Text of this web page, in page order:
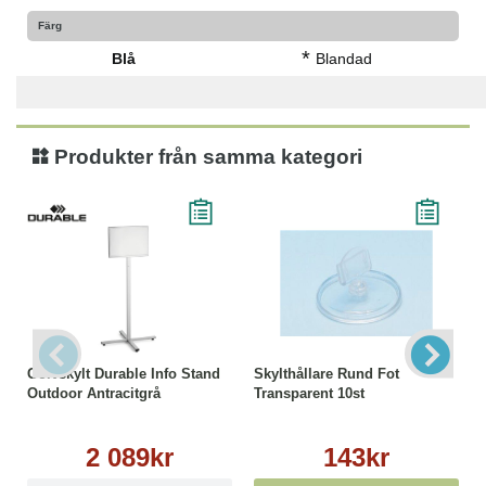
Färg
Blå * Blandad
Produkter från samma kategori
Golvskylt Durable Info Stand
Outdoor Antracitgrå
2 089kr
Skylthållare Rund Fot
Transparent 10st
143kr